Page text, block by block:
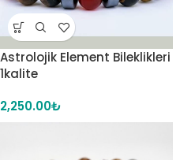
Astrolojik Element Bileklikleri
1kalite
2,250.00₺